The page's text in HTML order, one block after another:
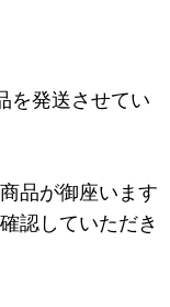
を発送させてい
品が御座います
認していただき